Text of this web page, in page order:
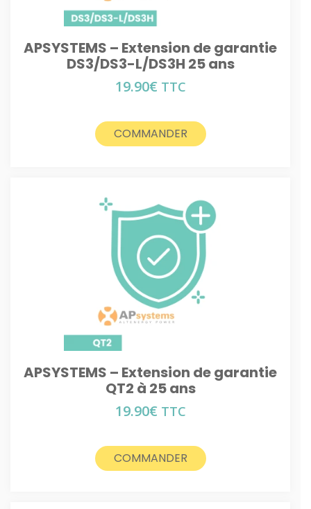
APSYSTEMS – Extension de garantie
DS3/DS3-L/DS3H 25 ans
19.90€ TTC
COMMANDER
APSYSTEMS – Extension de garantie
QT2 à 25 ans
19.90€ TTC
COMMANDER